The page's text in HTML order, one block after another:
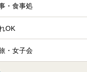
・食事処
OK
・女子会